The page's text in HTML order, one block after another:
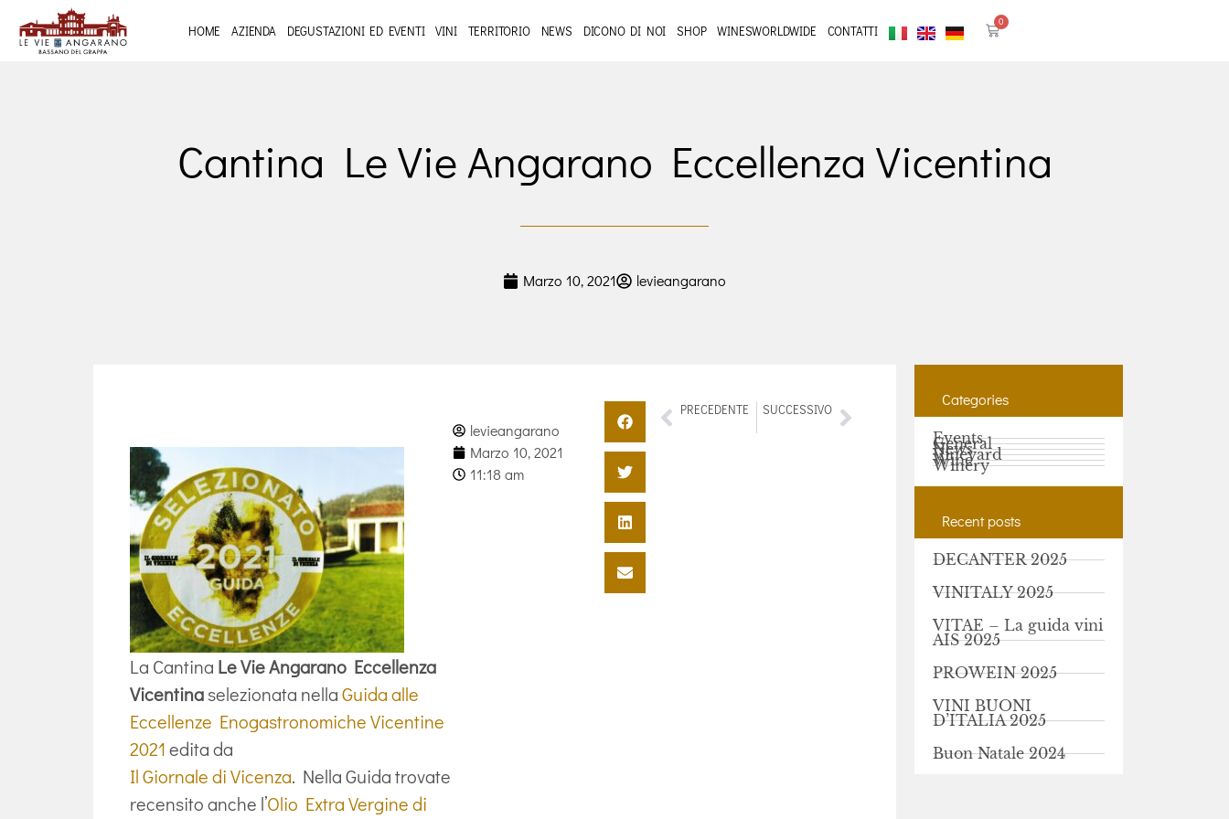
HOME AZIENDA DEGUSTAZIONI ED EVENTI VINI TERRITORIO NEWS DICONO DI NOI SHOP WINESWORLDWIDE CONTATTI
0
Cantina Le Vie Angarano Eccellenza Vicentina
Marzo 10, 2021 levieangarano
La Cantina Le Vie Angarano Eccellenza
Vicentinaselezionata nellaGuida alle
Eccellenze Enogastronomiche Vicentine
2021edita da
Il Giornale di Vicenza. Nella Guida trovate
recensito anche l’Olio Extra Vergine di
levieangarano
Marzo 10, 2021
11:18 am
PRECEDENTE SUCCESSIVO
Categories
Events
General
News
Vineyard
Wine
Winery
Recent posts
DECANTER 2025
VINITALY 2025
VITAE – La guida vini
AIS 2025
PROWEIN 2025
VINI BUONI
D’ITALIA 2025
Buon Natale 2024